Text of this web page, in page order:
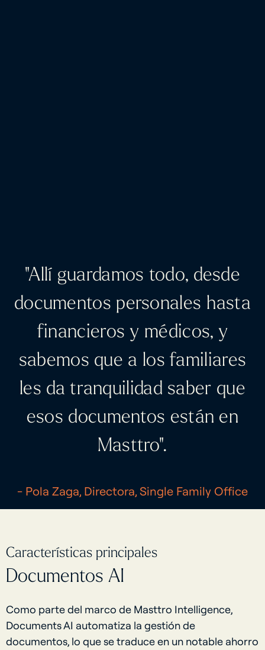
"Allí guardamos todo, desde
documentos personales hasta
financieros y médicos, y
sabemos que a los familiares
les da tranquilidad saber que
esos documentos están en
Masttro".
- Pola Zaga, Directora, Single Family Office
Características principales
Documentos AI
Como parte del marco de Masttro Intelligence,
Documents AI automatiza la gestión de
documentos, lo que se traduce en un notable ahorro